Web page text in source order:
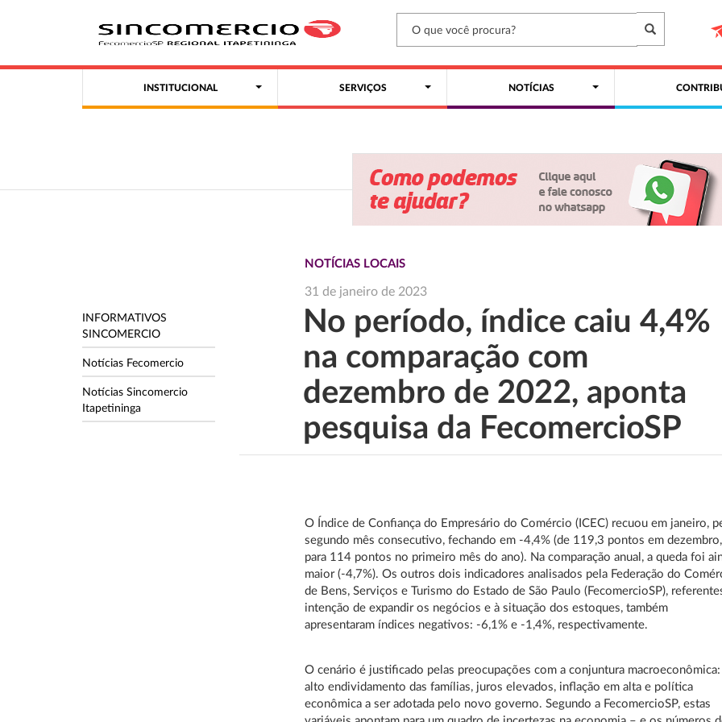
INSTITUCIONAL SERVIÇOS NOTÍCIAS
INFORMATIVOS
SINCOMERCIO
Notícias Fecomercio
Notícias Sincomercio
Itapetininga
NOTÍCIAS LOCAIS
31 de janeiro de 2023
No período, índice caiu 4,4%
na comparação com
dezembro de 2022, aponta
pesquisa da FecomercioSP
O Índice de Confiança do Empresário do Comércio (ICEC) recuou em janeiro,
segundo mês consecutivo, fechando em -4,4% (de 119,3 pontos em dezembro,
para 114 pontos no primeiro mês do ano). Na comparação anual, a queda foi
maior (-4,7%). Os outros dois indicadores analisados pela Federação do
de Bens, Serviços e Turismo do Estado de São Paulo (FecomercioSP),
intenção de expandir os negócios e à situação dos estoques, também
apresentaram índices negativos: -6,1% e -1,4%, respectivamente.
O cenário é justificado pelas preocupações com a conjuntura macroeconômica:
alto endividamento das famílias, juros elevados, inflação em alta e política
econômica a ser adotada pelo novo governo. Segundo a FecomercioSP, estas